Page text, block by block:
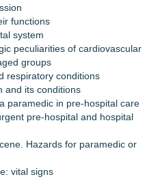
functions
system
peculiarities of cardiovascular
groups
respiratory conditions
and its conditions
paramedic in pre-hospital care
pre-hospital and hospital
Hazards for paramedic or
vital signs